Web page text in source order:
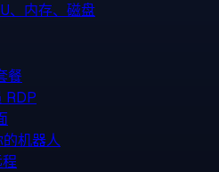
、内存、磁盘
餐
RDP
机器人